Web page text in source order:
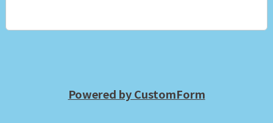
Powered by CustomForm